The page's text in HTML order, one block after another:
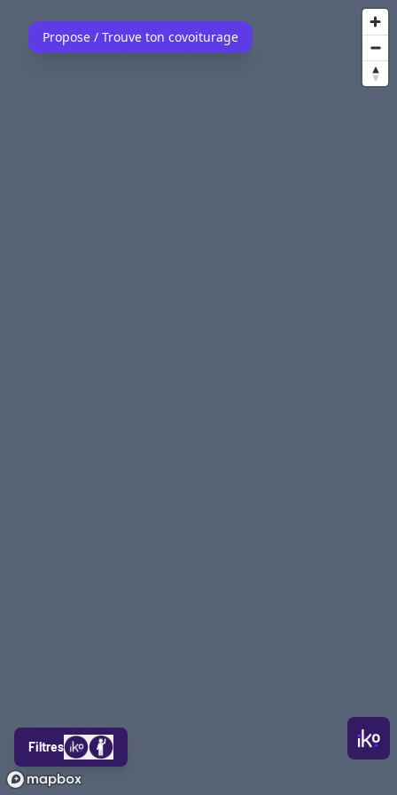
Filtres
Propose / Trouve ton covoiturage